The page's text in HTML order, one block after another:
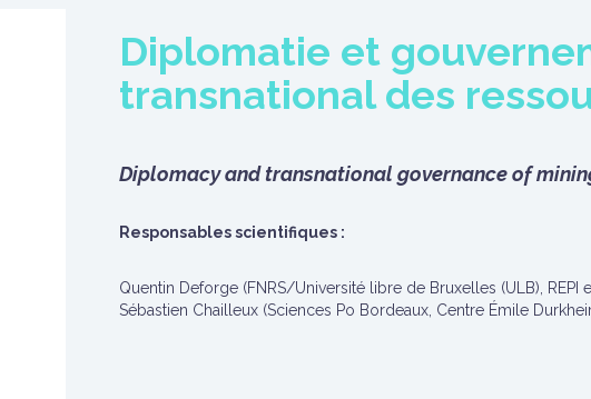
Diplomatie et
transnational des
Diplomacy and transnational governance of
Responsables scientifiques :
Quentin Deforge (FNRS/Université libre de Bruxelles (ULB), REPI
Sébastien Chailleux (Sciences Po Bordeaux, Centre Émile